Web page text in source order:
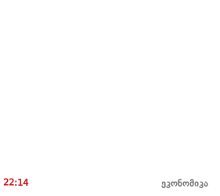
22:14 ეკონომიკა